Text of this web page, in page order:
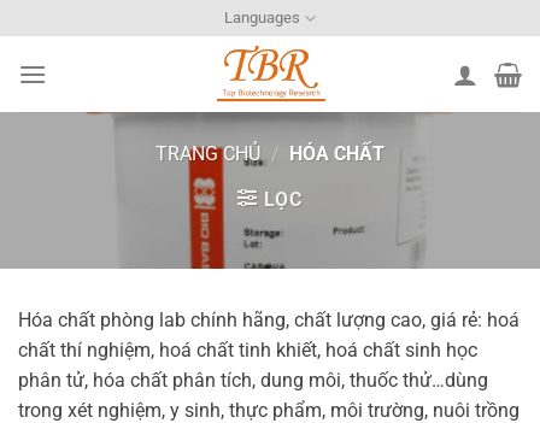
qua
nội
Languages
TRANG CHỦ / HÓA CHẤT
LỌC
Hóa chất phòng lab chính hãng, chất lượng cao, giá rẻ: hoá
chất thí nghiệm, hoá chất tinh khiết, hoá chất sinh học
phân tử, hóa chất phân tích, dung môi, thuốc thử…dùng
trong xét nghiệm, y sinh, thực phẩm, môi trường, nuôi trồng